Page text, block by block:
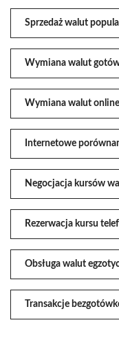
Sprzedaż walut
Wymiana walut
Wymiana walut online
Internetowe
Negocjacja kursów
Rezerwacja kursu
Obsługa walut
Transakcje